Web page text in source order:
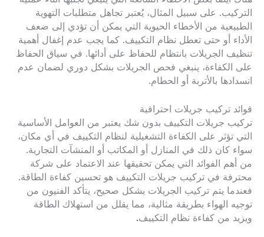
التركيب. على سبيل المثال، يُعتبر تجاهل متطلبات التهوية
الطبيعية من الأخطاء الحيوية التي يمكن أن تؤدي إلى ضعف
الأداء أو حتى تعطل نظام التكييف. كما يجب عدم إغفال أهمية
تنظيف الجريلات بانتظام للحفاظ على أدائها. في سياق الحفاظ
على الكفاءة، ينبغي فحص الجريلات بشكل دوري لضمان عدم
انسدادها بالأتربة أو الحطام.
فوائد تركيب جريلات احترافية
تركيب جريلات التكييف بدون شك يعتبر من العوامل الأساسية
التي تؤثر على الكفاءة التشغيلية لنظام التكييف في أي مكان،
سواء كان ذلك في المنازل أو المكاتب أو المنشآت التجارية.
من أهم الفوائد التي يمكن تحقيقها عند الاعتماد على شركة
محترفة في تركيب جريلات التكييف هو تحسين كفاءة الطاقة.
فعندما يتم تركيب الجريلات بشكل صحيح، يتأكد الفنيون من
توجيه الهواء بطريقة مثالية، مما يقلل من استهلاك الطاقة
ويزيد من كفاءة نظام التكييف.